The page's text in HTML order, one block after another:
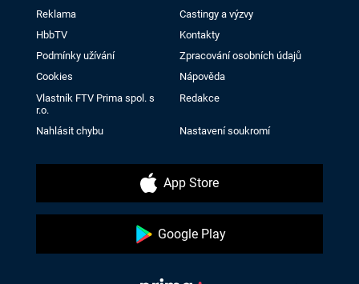
Reklama
Castingy a výzvy
HbbTV
Kontakty
Podmínky užívání
Zpracování osobních údajů
Cookies
Nápověda
Vlastník FTV Prima spol. s
r.o.
Redakce
Nahlásit chybu Nastavení soukromí
App Store
Google Play